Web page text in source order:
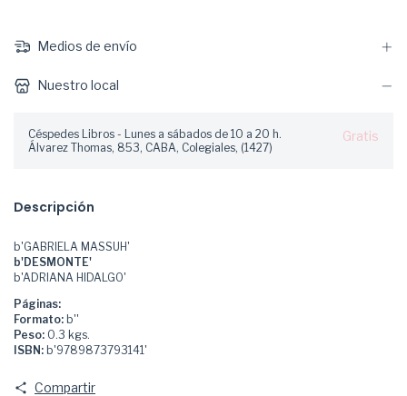
Medios de envío
Nuestro local
Céspedes Libros - Lunes a sábados de 10 a 20 h.
Álvarez Thomas, 853, CABA, Colegiales, (1427)
Gratis
Descripción
b'GABRIELA MASSUH'
b'DESMONTE'
b'ADRIANA HIDALGO'
Páginas:
Formato: b''
Peso: 0.3 kgs.
ISBN: b'9789873793141'
Compartir